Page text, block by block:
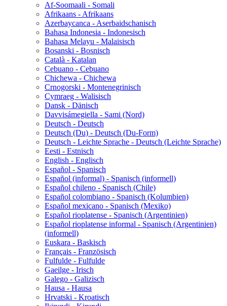
Af-Soomaali - Somali
Afrikaans - Afrikaans
Azerbaycanca - Aserbaidschanisch
Bahasa Indonesia - Indonesisch
Bahasa Melayu - Malaisisch
Bosanski - Bosnisch
Català - Katalan
Cebuano - Cebuano
Chichewa - Chichewa
Crnogorski - Montenegrinisch
Cymraeg - Walisisch
Dansk - Dänisch
Davvisámegiella - Sami (Nord)
Deutsch - Deutsch
Deutsch (Du) - Deutsch (Du-Form)
Deutsch - Leichte Sprache - Deutsch (Leichte Sprache)
Eesti - Estnisch
English - Englisch
Español - Spanisch
Español (informal) - Spanisch (informell)
Español chileno - Spanisch (Chile)
Español colombiano - Spanisch (Kolumbien)
Español mexicano - Spanisch (Mexiko)
Español rioplatense - Spanisch (Argentinien)
Español rioplatense informal - Spanisch (Argentinien)
(informell)
Euskara - Baskisch
Français - Französisch
Fulfulde - Fulfulde
Gaeilge - Irisch
Galego - Galizisch
Hausa - Hausa
Hrvatski - Kroatisch